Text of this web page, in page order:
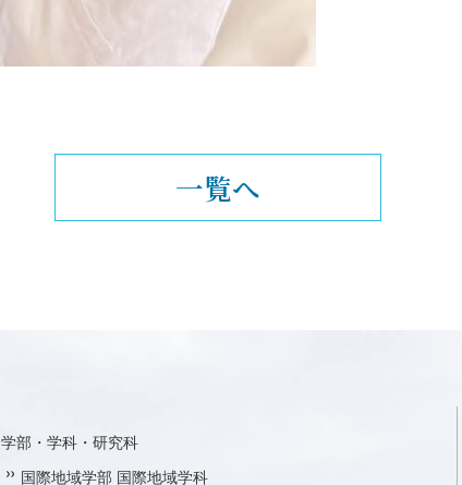
一覧へ
学部・学科・研究科
国際地域学部 国際地域学科